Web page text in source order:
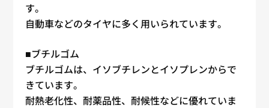
す。
自動車などのタイヤに多く用いられています。
■ブチルゴム
ブチルゴムは、イソブチレンとイソプレンからで
きています。
耐熱老化性、耐薬品性、耐候性などに優れていま